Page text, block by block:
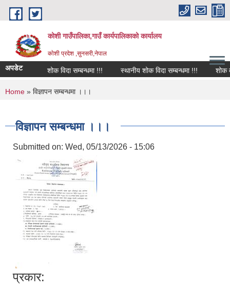
Skip to main content
कोशी गाउँपालिका,गाउँ कार्यपालिकाको कार्यालय
काेशी प्रदेश ,सुनसरी,नेपाल
अपडेट शोक विदा सम्बन्धमा !!! स्थानीय शोक विदा सम्बन्धमा !!! शोक
You are here
Home » विज्ञापन सम्बन्धमा ।।।
विज्ञापन सम्बन्धमा ।।।
Submitted on: Wed, 05/13/2026 - 15:06
प्रकार: